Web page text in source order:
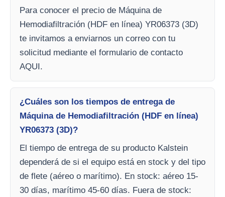
Para conocer el precio de Máquina de
Hemodiafiltración (HDF en línea) YR06373 (3D)
te invitamos a enviarnos un correo con tu
solicitud mediante el formulario de contacto
AQUI.
¿Cuáles son los tiempos de entrega de
Máquina de Hemodiafiltración (HDF en línea)
YR06373 (3D)?
El tiempo de entrega de su producto Kalstein
dependerá de si el equipo está en stock y del tipo
de flete (aéreo o marítimo). En stock: aéreo 15-
30 días, marítimo 45-60 días. Fuera de stock: